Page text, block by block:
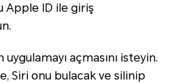
Apple ID ile giriş
uygulamayı açmasını isteyin.
Siri onu bulacak ve silinip